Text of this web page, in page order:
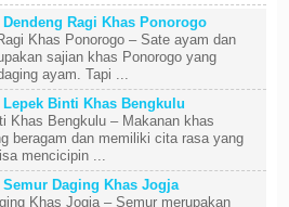
Dendeng Ragi Khas Ponorogo
Khas Ponorogo – Sate ayam dan
sajian khas Ponorogo yang
ayam. Tapi ...
Lepek Binti Khas Bengkulu
Khas Bengkulu – Makanan khas
beragam dan memiliki cita rasa yang
mencicipin ...
Semur Daging Khas Jogja
Khas Jogja – Semur merupakan